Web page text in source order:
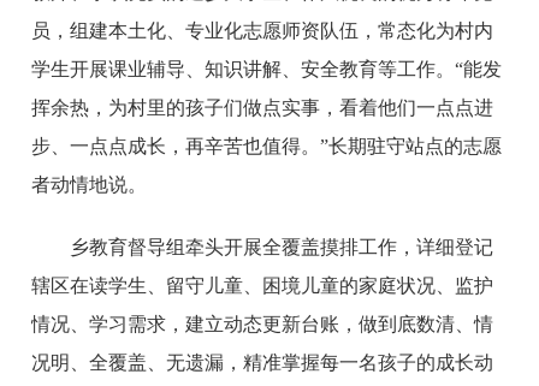
员，组建本土化、专业化志愿师资队伍，常态化为村内
学生开展课业辅导、知识讲解、安全教育等工作。“能发
挥余热，为村里的孩子们做点实事，看着他们一点点进
步、一点点成长，再辛苦也值得。”长期驻守站点的志愿
者动情地说。
乡教育督导组牵头开展全覆盖摸排工作，详细登记
辖区在读学生、留守儿童、困境儿童的家庭状况、监护
情况、学习需求，建立动态更新台账，做到底数清、情
况明、全覆盖、无遗漏，精准掌握每一名孩子的成长动